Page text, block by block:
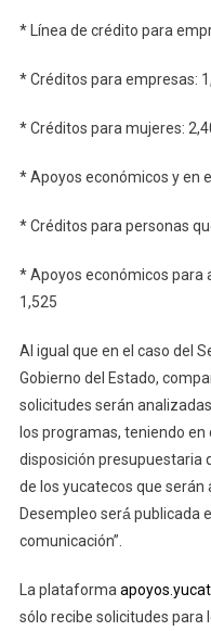
* Línea de crédito para
* Créditos para empresas:
* Créditos para mujeres:
* Apoyos económicos y en
* Créditos para personas
* Apoyos económicos para
1,525
Al igual que en el caso del
Gobierno del Estado,
solicitudes serán
los programas, teniendo
disposición presupuestaria
de los yucatecos que serán
Desempleo será́ publicada
comunicación”.
La plataforma
sólo recibe solicitudes para